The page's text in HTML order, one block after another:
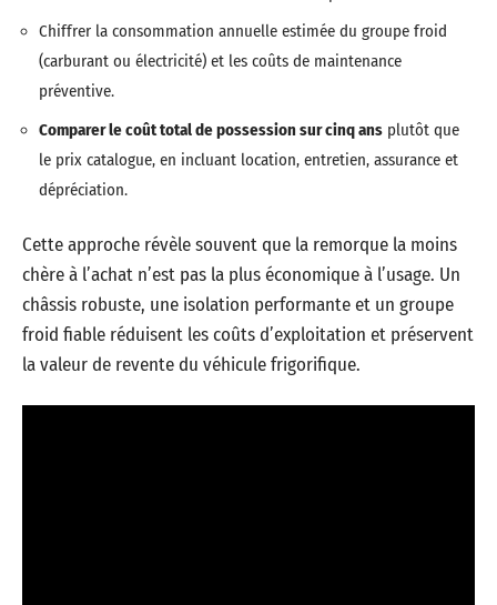
Chiffrer la consommation annuelle estimée du groupe froid
(carburant ou électricité) et les coûts de maintenance
préventive.
Comparer le coût total de possession sur cinq ans plutôt que
le prix catalogue, en incluant location, entretien, assurance et
dépréciation.
Cette approche révèle souvent que la remorque la moins
chère à l’achat n’est pas la plus économique à l’usage. Un
châssis robuste, une isolation performante et un groupe
froid fiable réduisent les coûts d’exploitation et préservent
la valeur de revente du véhicule frigorifique.